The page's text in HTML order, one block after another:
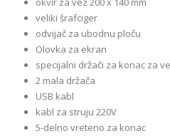
veliki šrafciger
odvijač za ubodnu ploču
Olovka za ekran
specijalni držači za konac za
2 mala držača
USB kabl
kabl za struju 220V
5-delno vreteno za konac